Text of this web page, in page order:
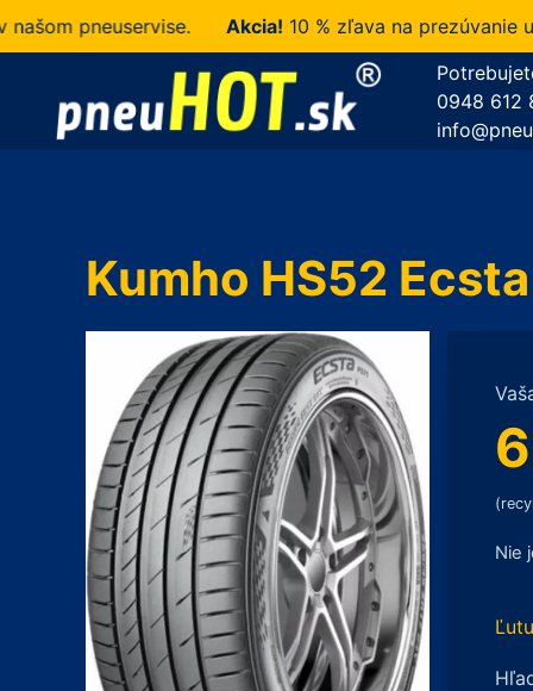
pneuservise. Akcia!10 % zľava na prezúvanie u
0948 612
Kumho HS52
Nie